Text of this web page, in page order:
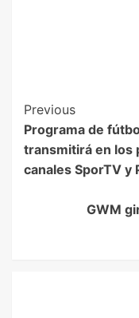
Previous
Programa de
transmitirá en los
canales SporTV y
GWM